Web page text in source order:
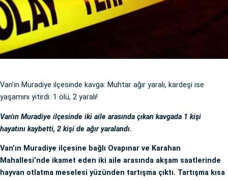
Van'ın Muradiye ilçesinde kavga: Muhtar ağır yaralı, kardeşi ise
yaşamını yitirdi: 1 ölü, 2 yaralı!
Van'ın Muradiye ilçesinde iki aile arasında çıkan kavgada 1 kişi
hayatını kaybetti, 2 kişi de ağır yaralandı.
Van’ın Muradiye ilçesine bağlı Ovapınar ve Karahan
Mahallesi’nde ikamet eden iki aile arasında akşam saatlerinde
hayvan otlatma meselesi yüzünden tartışma çıktı. Tartışma kısa